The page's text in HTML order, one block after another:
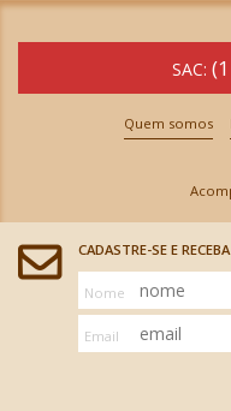
SAC:
Quem somos
CADASTRE-SE E
Nome
Email